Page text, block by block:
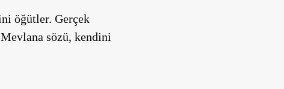
öğütler. Gerçek
sözü, kendini